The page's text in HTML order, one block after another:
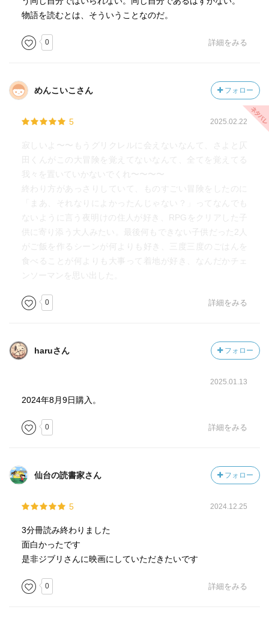
物語を読むとは、そういうことなのだ。
0 詳細をみる
めんこいこさん フォロー
5 2025.02.22
寂しいよ〜〜もうグリクレルに会えないなんて、さよと仄
田くんがこの大冒険を覚えてないなんて、全てを覚えてる
我々を置いていかないでくれ〜〜〜〜
終わり方があっさりしていて、ものすごい冒険をしたのに
「まあ、それなりによかったんじゃない？」ってなんでも
ないように言う夜明けの住人が好き、RPGをクリアした子
供に寄り添う大人みたい。最後何もできない子供だった2人
がご飯を作るシーンが何よりも好き、三度三度のごはんを
食べることが何よりも大事って着地が好き、なんだかチェ
ンソーマンを思い出した。
0 詳細をみる
haruさん フォロー
2025.01.13
2024年8月9日購入。
0 詳細をみる
仙台の読書家さん フォロー
5 2024.12.25
3分冊読み終わりました
面白かったです
是非ジブリさんに映画にしていただきたいです
0 詳細をみる